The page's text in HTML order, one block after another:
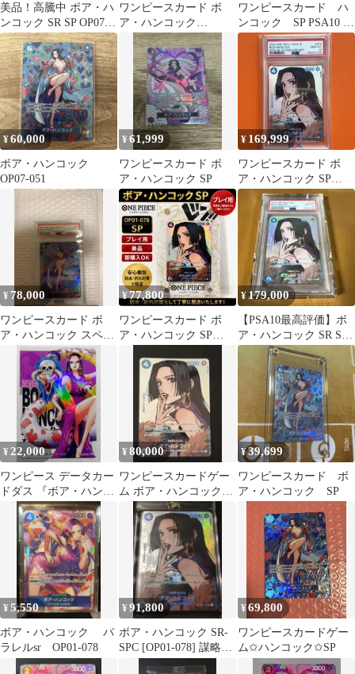
美品！高騰中 ボア・ハ
ンコック SR SP OP07-
051 パラレル
ワンピースカード ボ
ア・ハンコック
OP12(OP15)-014 SP パ
ラレル
ワンピースカード ハ
ンコック SP PSA10 神
の島の冒険
¥60,000
ボア・ハンコック
OP07-051
¥61,999
ワンピースカード ボ
ア・ハンコック SP
¥ 169,999
ワンピースカード ボ
ア・ハンコック SP
OP01-078
¥ 78,000
ワンピースカード ボ
ア・ハンコック スペシ
ャルパラレル PSA10
¥77,800
ワンピースカード ボ
ア・ハンコック SP
¥179,000
【PSA10最高評価】ボ
ア・ハンコック SR SP
OP01-078美品
¥ 22,000
ワンピース データカー
ドダス 『ボア・ハンコ
ック』
¥80,000
ワンピースカードゲー
ム ボア・ハンコック
OP01-078 SR
¥39,699
ワンピースカード ボ
ア・ハンコック SP
¥5,550
ボア・ハンコック パ
ラレルsr OP01-078
¥91,800
ボア・ハンコック SR-
SPC [OP01-078] 謀略の
王国 ワンオーナー
¥69,800
ワンピースカードゲー
ム✩ハンコック✩SP